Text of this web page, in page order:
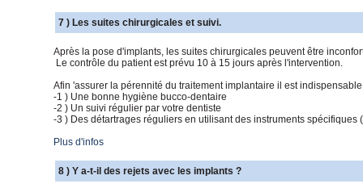
7 ) Les suites chirurgicales et suivi.
Après la pose d'implants, les suites chirurgicales peuvent être
Le contrôle du patient est prévu 10 à 15 jours après l'intervention.
Afin 'assurer la pérennité du traitement implantaire il est
-1 ) Une bonne hygiène bucco-dentaire
-2 ) Un suivi régulier par votre dentiste
-3 ) Des détartrages réguliers en utilisant des instruments spécifiques
Plus d'infos
8 ) Y a-t-il des rejets avec les implants ?